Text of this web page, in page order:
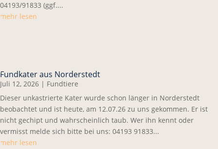
04193/91833 (ggf....
mehr lesen
Fundkater aus Norderstedt
Juli 12, 2026 | Fundtiere
Dieser unkastrierte Kater wurde schon länger in Norderstedt
beobachtet und ist heute, am 12.07.26 zu uns gekommen. Er ist
nicht gechipt und wahrscheinlich taub. Wer ihn kennt oder
vermisst melde sich bitte bei uns: 04193 91833...
mehr lesen